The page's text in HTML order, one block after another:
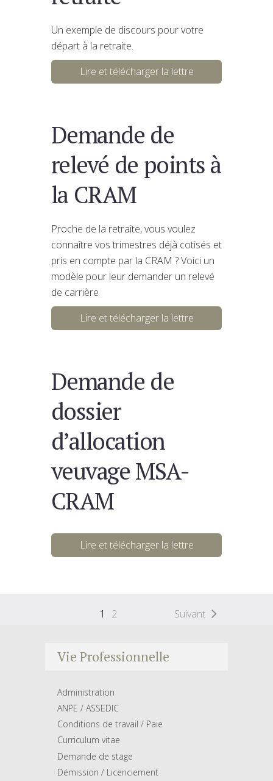
Un exemple de discours pour votre
départ à la retraite.
Lire et télécharger la lettre
Demande de
relevé de points à
la CRAM
Proche de la retraite, vous voulez
connaître vos trimestres déjà cotisés et
pris en compte par la CRAM ? Voici un
modèle pour leur demander un relevé
de carrière
Lire et télécharger la lettre
Demande de
dossier
d’allocation
veuvage MSA-
CRAM
Lire et télécharger la lettre
1 2 Suivant
Vie Professionnelle
Administration
ANPE / ASSEDIC
Conditions de travail / Paie
Curriculum vitae
Demande de stage
Démission / Licenciement